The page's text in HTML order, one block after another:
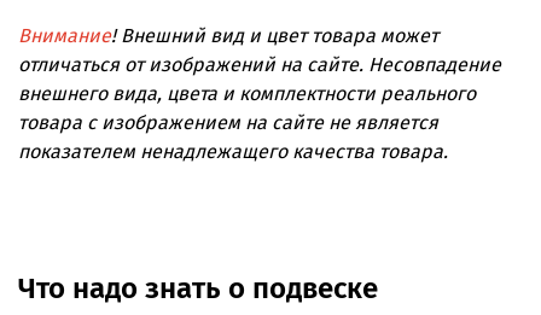
Jac T9
Внимание! Внешний вид и цвет товара может
отличаться от изображений на сайте. Несовпадение
внешнего вида, цвета и комплектности реального
товара с изображением на сайте не является
показателем ненадлежащего качества товара.
Что надо знать о подвеске